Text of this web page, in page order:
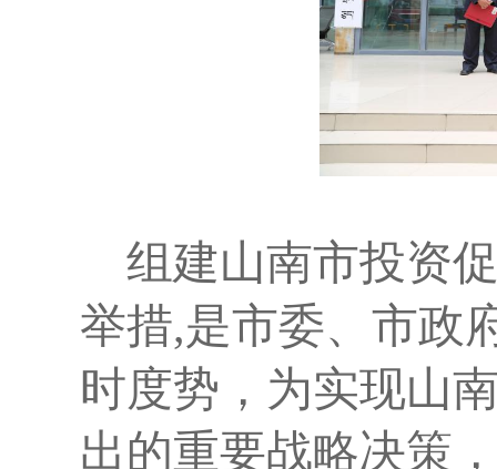
组建山南市投资
举措,是市委、市政
时度势，为实现山
出的重要战略决策